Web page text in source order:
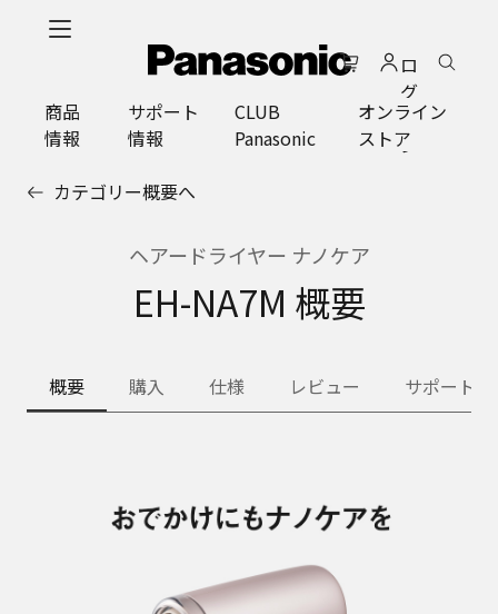
ロ
グ
イ
ン
商品
情報
サポート
情報
CLUB
Panasonic
オンライン
ストア
カテゴリー概要へ
ヘアードライヤー ナノケア
EH-NA7M 概要
概要 購入 仕様 レビュー サポート